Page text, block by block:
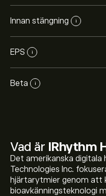
Innan stängning i
EPS i
Beta i
Vad är IRhythm
Det amerikanska
Technologies Inc.
hjärtarytmier genom att
bioavkänningsteknologi